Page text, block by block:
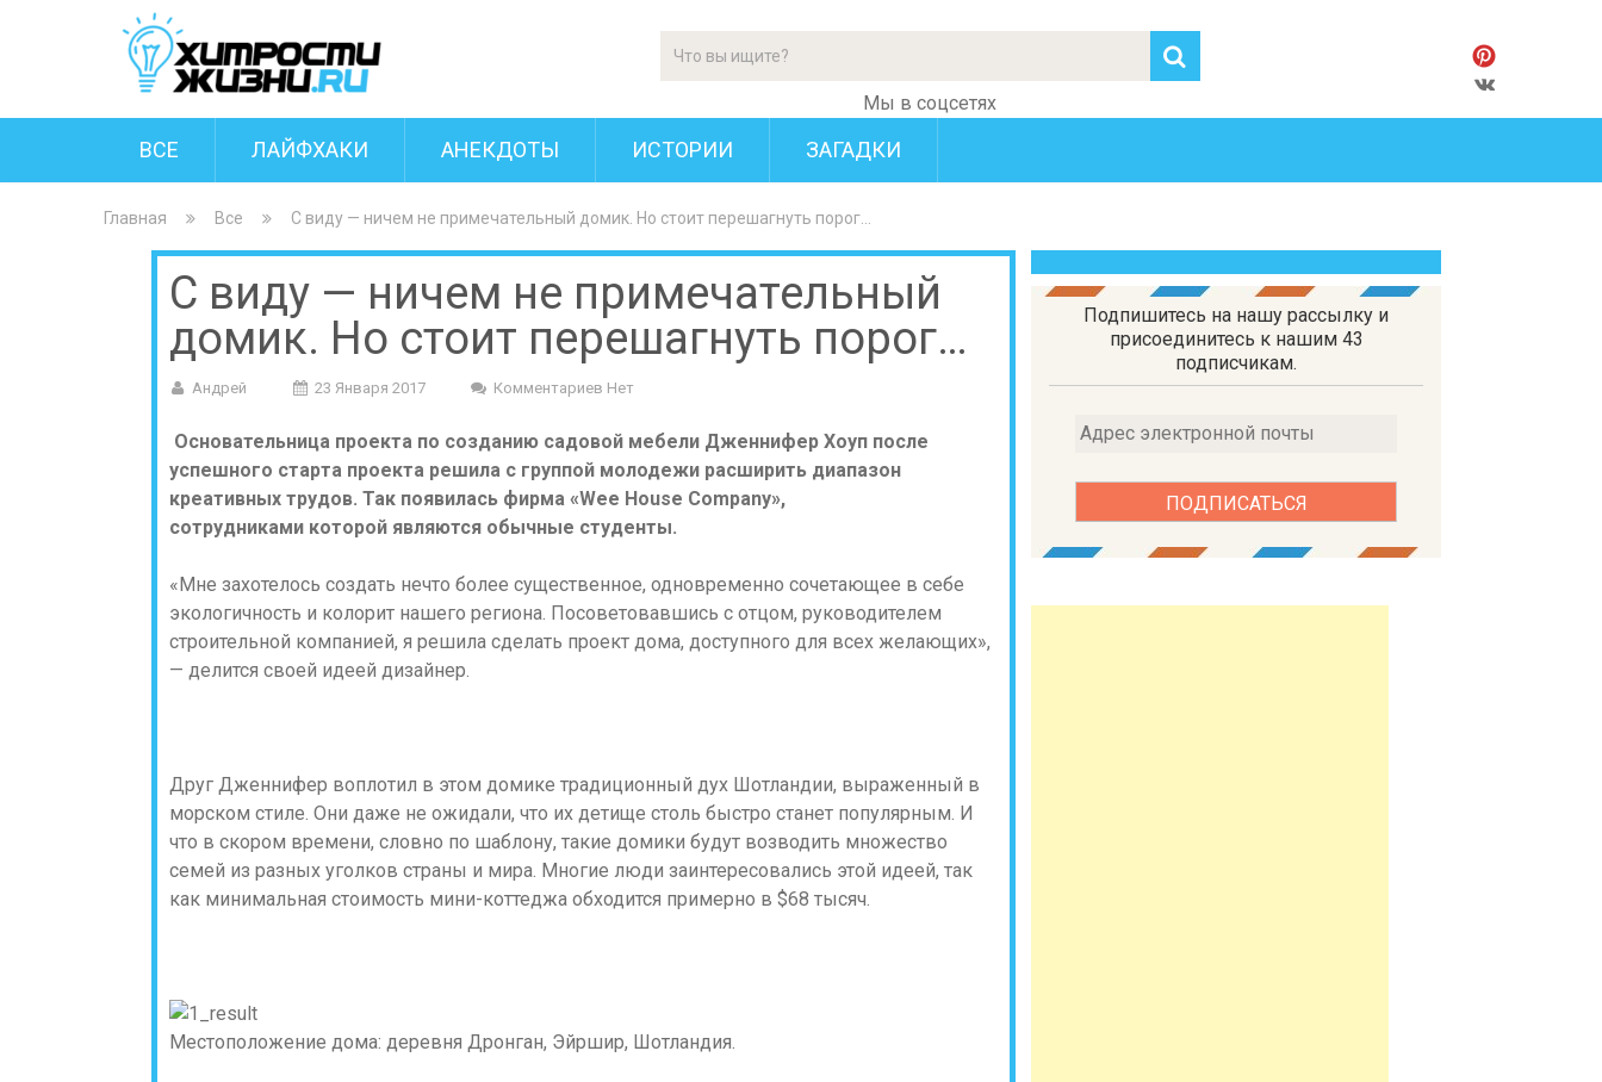
Мы в соцсетях
ВСЕ ЛАЙФХАКИ АНЕКДОТЫ ИСТОРИИ ЗАГАДКИ
Главная Все С виду — ничем не примечательный домик. Но стоит перешагнуть порог…
С виду — ничем не примечательный
домик. Но стоит перешагнуть порог…
Андрей 23 Января 2017 Комментариев Нет
Основательница проекта по созданию садовой мебели Дженнифер Хоуп после
успешного старта проекта решила с группой молодежи расширить диапазон
креативных трудов. Так появилась фирма «Wee House Company»,
сотрудниками которой являются обычные студенты.
«Мне захотелось создать нечто более существенное, одновременно сочетающее в себе
экологичность и колорит нашего региона. Посоветовавшись с отцом, руководителем
строительной компанией, я решила сделать проект дома, доступного для всех желающих»,
— делится своей идеей дизайнер.
Друг Дженнифер воплотил в этом домике традиционный дух Шотландии, выраженный в
морском стиле. Они даже не ожидали, что их детище столь быстро станет популярным. И
что в скором времени, словно по шаблону, такие домики будут возводить множество
семей из разных уголков страны и мира. Многие люди заинтересовались этой идеей, так
как минимальная стоимость мини-коттеджа обходится примерно в $68 тысяч.
Местоположение дома: деревня Дронган, Эйршир, Шотландия.
Подпишитесь на нашу рассылку и
присоединитесь к нашим 43
подписчикам.